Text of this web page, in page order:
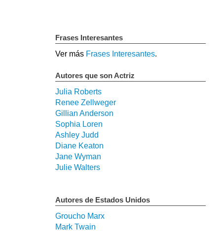
Frases Interesantes
Ver más Frases Interesantes.
Autores que son Actriz
Julia Roberts
Renee Zellweger
Gillian Anderson
Sophia Loren
Ashley Judd
Diane Keaton
Jane Wyman
Julie Walters
Autores de Estados Unidos
Groucho Marx
Mark Twain